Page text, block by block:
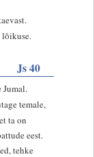
lõikuse.
Js 40
temale,
ta on
eest.
tehke